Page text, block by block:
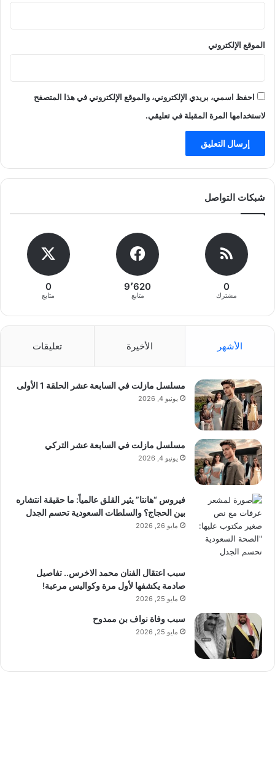
الموقع الإلكتروني
احفظ اسمي، بريدي الإلكتروني، والموقع الإلكتروني في هذا المتصفح
لاستخدامها المرة المقبلة في تعليقي.
شبكات التواصل
0
مشترك
9٬620
متابع
0
متابع
الأشهر الأخيرة تعليقات
مسلسل مازلت في السابعة عشر الحلقة 1 الأولى
يونيو 4, 2026
مسلسل مازلت في السابعة عشر التركي
يونيو 4, 2026
فيروس “هانتا” يثير القلق عالمياً: ما حقيقة انتشاره
بين الحجاج؟ والسلطات السعودية تحسم الجدل
مايو 26, 2026
سبب اعتقال الفنان محمد الاخرس.. تفاصيل
صادمة يكشفها لأول مرة وكواليس مرعبة!
مايو 25, 2026
سبب وفاة نواف بن ممدوح
مايو 25, 2026